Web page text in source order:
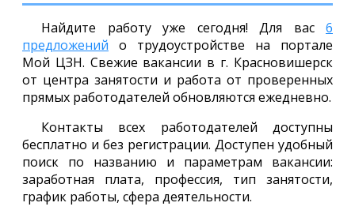
Найдите работу уже сегодня! Для вас 6
предложений о трудоустройстве на портале
Мой ЦЗН. Свежие вакансии в г. Красновишерск
от центра занятости и работа от проверенных
прямых работодателей обновляются ежедневно.
Контакты всех работодателей доступны
бесплатно и без регистрации. Доступен удобный
поиск по названию и параметрам вакансии:
заработная плата, профессия, тип занятости,
график работы, сфера деятельности.